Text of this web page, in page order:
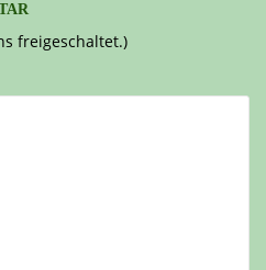
freigeschaltet.)